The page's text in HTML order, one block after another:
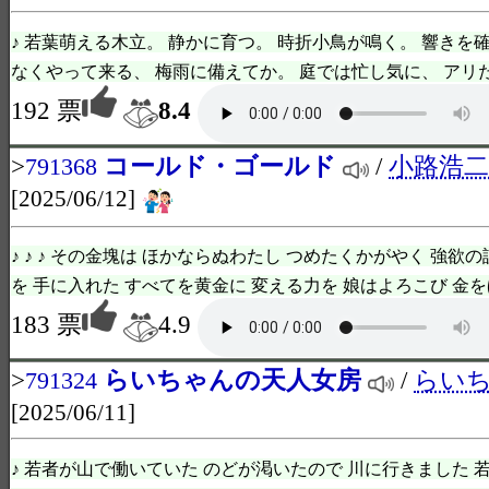
♪ 若葉萌える木立。 静かに育つ。 時折小鳥が鳴く。 響きを
なくやって来る、 梅雨に備えてか。 庭では忙し気に、 アリ
192 票
8.4
>791368 コールド・ゴールド /小路浩
[2025/06/12]
♪ ♪ ♪ その金塊は ほかならぬわたし つめたくかがやく 強欲
を 手に入れた すべてを黄金に 変える力を 娘はよろこび 金
183 票
4.9
>791324 らいちゃんの天人女房 / らい
[2025/06/11]
♪ 若者が山で働いていた のどが渇いたので 川に行きました